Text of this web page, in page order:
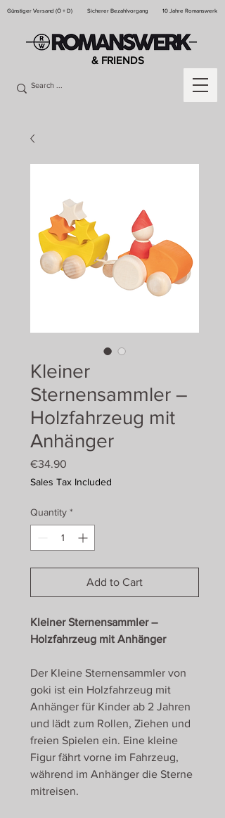
Günstiger Versand (Ö + D) Sicherer Bezahlvorgang 10 Jahre Romanswerk
& FRIENDS
Kleiner
Sternensammler –
Holzfahrzeug mit
Anhänger
€34.90
Sales Tax Included
Quantity *
Add to Cart
Kleiner Sternensammler –
Holzfahrzeug mit Anhänger
Der Kleine Sternensammler von
goki ist ein Holzfahrzeug mit
Anhänger für Kinder ab 2 Jahren
und lädt zum Rollen, Ziehen und
freien Spielen ein. Eine kleine
Figur fährt vorne im Fahrzeug,
während im Anhänger die Sterne
mitreisen.